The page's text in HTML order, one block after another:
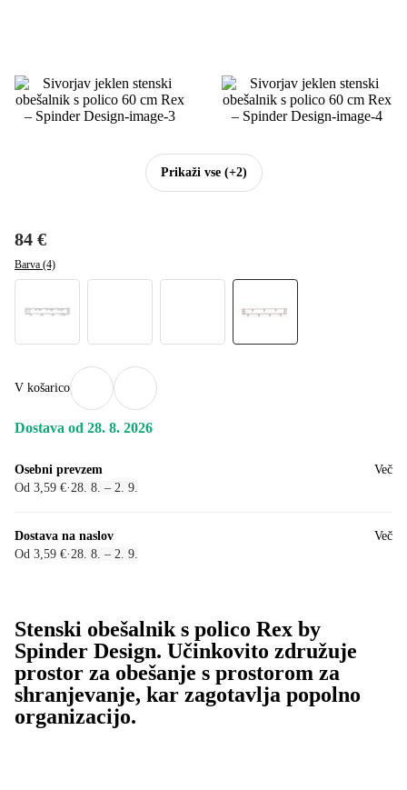
Prikaži vse (+2)
84 €
Barva (4)
V košarico
Dostava od 28. 8. 2026
Osebni prevzem
Od 3,59 €· 28. 8. – 2. 9.
Več
Dostava na naslov
Od 3,59 €· 28. 8. – 2. 9.
Več
Stenski obešalnik s polico Rex by
Spinder Design. Učinkovito združuje
prostor za obešanje s prostorom za
shranjevanje, kar zagotavlja popolno
organizacijo.